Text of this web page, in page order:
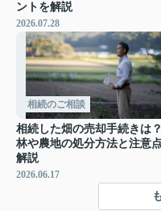
ントを解説
2026.07.28
相続のご相談
相続した畑の売却手続きは
林や農地の処分方法と注意
解説
2026.06.17